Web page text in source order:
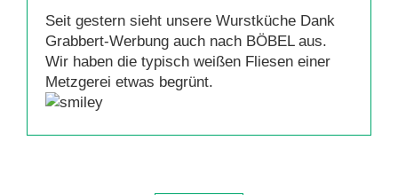
Seit gestern sieht unsere Wurstküche Dank
Grabbert-Werbung auch nach BÖBEL aus.
Wir haben die typisch weißen Fliesen einer
Metzgerei etwas begrünt.